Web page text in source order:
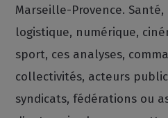
Marseille-Provence.
logistique, numérique,
sport, ces analyses,
collectivités, acteurs
syndicats, fédérations ou